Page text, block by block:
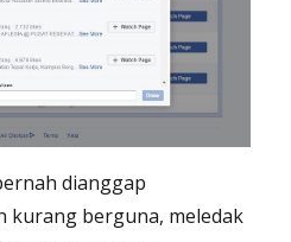
dianggap
kurang berguna, meledak